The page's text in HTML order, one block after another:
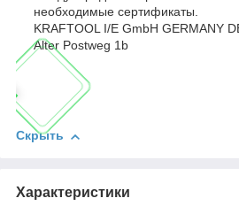
необходимые сертификаты.
KRAFTOOL I/E GmbH GERMANY
Alter Postweg 1b
Скрыть
Характеристики